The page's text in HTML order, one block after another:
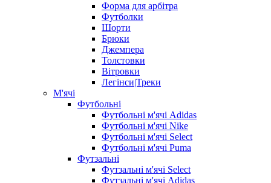
Форма для арбітра
Футболки
Шорти
Брюки
Джемпера
Толстовки
Вітровки
Легінси|Треки
М'ячі
Футбольні
Футбольні м'ячі Adidas
Футбольні м'ячі Nike
Футбольні м'ячі Select
Футбольні м'ячі Puma
Футзальні
Футзальні м'ячі Select
Футзальні м'ячі Adidas